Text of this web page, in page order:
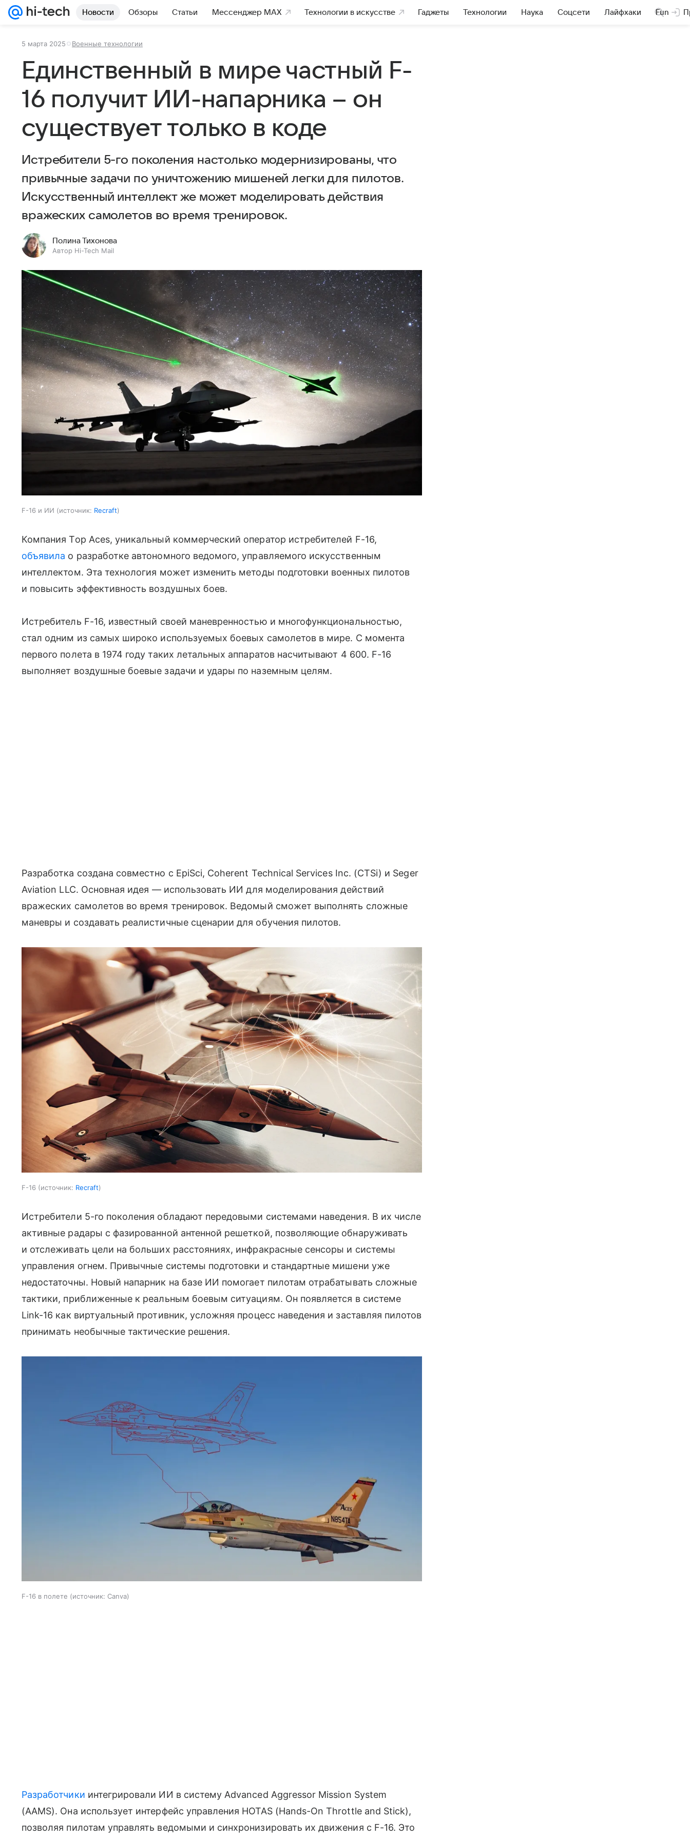
Новости Обзоры Статьи Мессенджер MAX Технологии в искусстве Гаджеты Технологии Наука Соцсети Лайфхаки Fun
5 марта 2025 Военные технологии
Единственный в мире частный F-
16 получит ИИ-напарника – он
существует только в коде
Истребители 5-го поколения настолько модернизированы, что
привычные задачи по уничтожению мишеней легки для пилотов.
Искусственный интеллект же может моделировать действия
вражеских самолетов во время тренировок.
Полина Тихонова
Автор Hi-Tech Mail
F-16 и ИИ источник: Recraft
Компания Top Aces, уникальный коммерческий оператор истребителей F-16,
объявила о разработке автономного ведомого, управляемого искусственным
интеллектом. Эта технология может изменить методы подготовки военных пилотов
и повысить эффективность воздушных боев.
Истребитель F-16, известный своей маневренностью и многофункциональностью,
стал одним из самых широко используемых боевых самолетов в мире. С момента
первого полета в 1974 году таких летальных аппаратов насчитывают 4 600. F-16
выполняет воздушные боевые задачи и удары по наземным целям.
Разработка создана совместно с EpiSci, Coherent Technical Services Inc. (CTSi) и Seger
Aviation LLC. Основная идея — использовать ИИ для моделирования действий
вражеских самолетов во время тренировок. Ведомый сможет выполнять сложные
маневры и создавать реалистичные сценарии для обучения пилотов.
F-16 источник: Recraft
Истребители 5-го поколения обладают передовыми системами наведения. В их числе
активные радары с фазированной антенной решеткой, позволяющие обнаруживать
и отслеживать цели на больших расстояниях, инфракрасные сенсоры и системы
управления огнем. Привычные системы подготовки и стандартные мишени уже
недостаточны. Новый напарник на базе ИИ помогает пилотам отрабатывать сложные
тактики, приближенные к реальным боевым ситуациям. Он появляется в системе
Link-16 как виртуальный противник, усложняя процесс наведения и заставляя пилотов
принимать необычные тактические решения.
F-16 в полете источник: Canva
Разработчики интегрировали ИИ в систему Advanced Aggressor Mission System
(AAMS). Она использует интерфейс управления HOTAS (Hands-On Throttle and Stick),
позволяя пилотам управлять ведомыми и синхронизировать их движения с F-16. Это